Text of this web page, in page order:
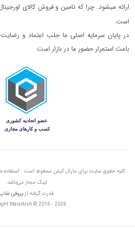
ارائه میشود. چرا که تامین و فروش کالای
است.
در پایان سرمایه اصلی ما جلب اعتماد و
باعث استمرار حضور ما در بازار است
کلیه حقوق سایت برای مارال کیش محفوظ است . استفاده
لینک مجاز می‌باشد.
قدرت گرفته ازپروفی شاپ
Maralkish © 2016 - 2026